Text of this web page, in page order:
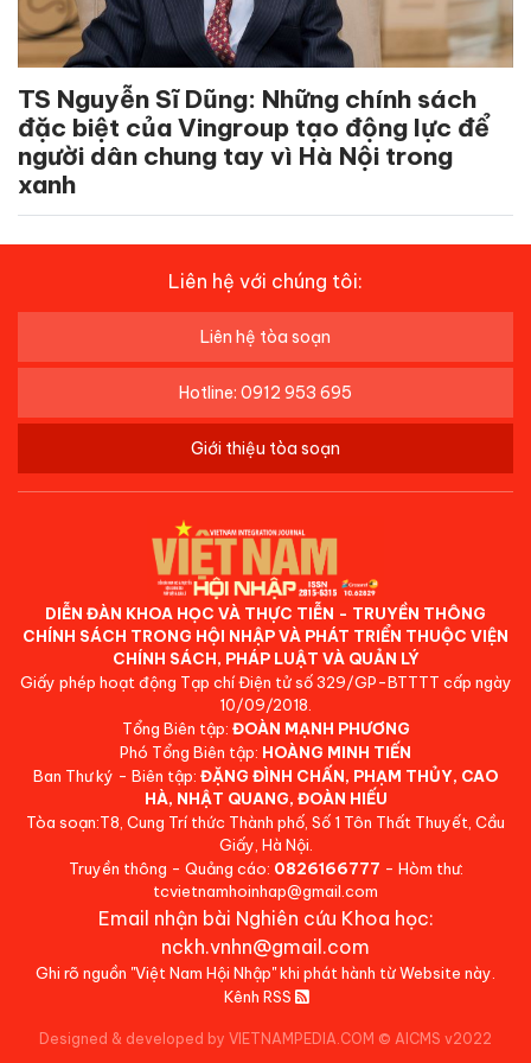
TS Nguyễn Sĩ Dũng: Những chính sách
đặc biệt của Vingroup tạo động lực để
người dân chung tay vì Hà Nội trong
xanh
Liên hệ với chúng tôi:
Liên hệ tòa soạn
Hotline: 0912 953 695
Giới thiệu tòa soạn
DIỄN ĐÀN KHOA HỌC VÀ THỰC TIỄN - TRUYỀN THÔNG
CHÍNH SÁCH TRONG HỘI NHẬP VÀ PHÁT TRIỂN THUỘC VIỆN
CHÍNH SÁCH, PHÁP LUẬT VÀ QUẢN LÝ
Giấy phép hoạt động Tạp chí Điện tử số 329/GP-BTTTT cấp ngày
10/09/2018.
Tổng Biên tập: ĐOÀN MẠNH PHƯƠNG
Phó Tổng Biên tập: HOÀNG MINH TIẾN
Ban Thư ký - Biên tập: ĐẶNG ĐÌNH CHẤN, PHẠM THỦY, CAO
HÀ, NHẬT QUANG, ĐOÀN HIẾU
Tòa soạn:T8, Cung Trí thức Thành phố, Số 1 Tôn Thất Thuyết, Cầu
Giấy, Hà Nội.
Truyền thông - Quảng cáo: 0826166777 - Hòm thư:
tcvietnamhoinhap@gmail.com
Email nhận bài Nghiên cứu Khoa học:
nckh.vnhn@gmail.com
Ghi rõ nguồn "Việt Nam Hội Nhập" khi phát hành từ Website này.
Kênh RSS
Designed & developed by VIETNAMPEDIA.COM © AICMS v2022